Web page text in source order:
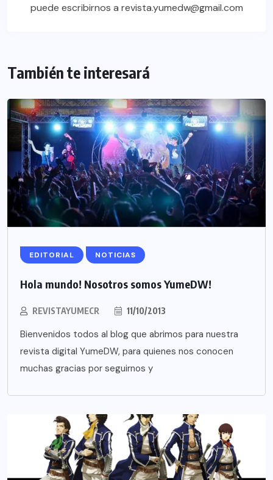
puede escribirnos a revista.yumedw@gmail.com
También te interesará
EDITORIAL NOTICIAS
Hola mundo! Nosotros somos YumeDW!
REVISTAYUMECR 11/10/2013
Bienvenidos todos al blog que abrimos para nuestra
revista digital YumeDW, para quienes nos conocen
muchas gracias por seguirnos y